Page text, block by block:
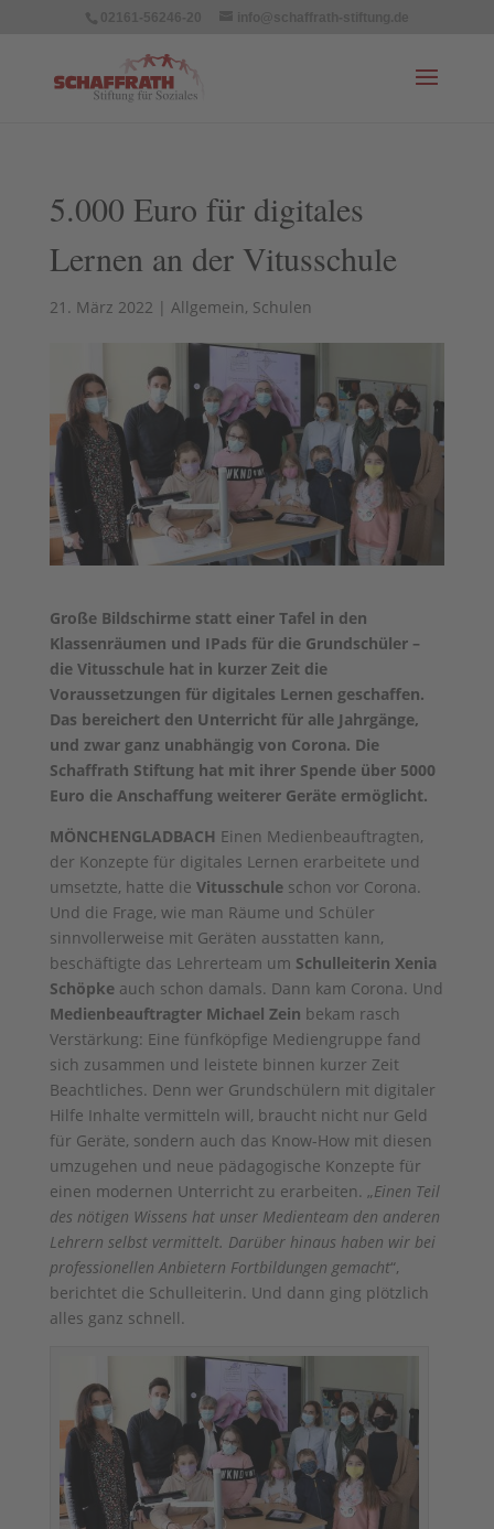
5.000 Euro für digitales
Lernen an der Vitusschule
21. März 2022 | Allgemein, Schulen
Große Bildschirme statt einer Tafel in den
Klassenräumen und IPads für die Grundschüler –
die Vitusschule hat in kurzer Zeit die
Voraussetzungen für digitales Lernen geschaffen.
Das bereichert den Unterricht für alle Jahrgänge,
und zwar ganz unabhängig von Corona. Die
Schaffrath Stiftung hat mit ihrer Spende über 5000
Euro die Anschaffung weiterer Geräte ermöglicht.
MÖNCHENGLADBACH Einen Medienbeauftragten,
der Konzepte für digitales Lernen erarbeitete und
umsetzte, hatte die Vitusschuleschon vor Corona.
Und die Frage, wie man Räume und Schüler
sinnvollerweise mit Geräten ausstatten kann,
beschäftigte das Lehrerteam um Schulleiterin Xenia
Schöpkeauch schon damals. Dann kam Corona. Und
Medienbeauftragter Michael Zein bekam rasch
Verstärkung: Eine fünfköpfige Mediengruppe fand
sich zusammen und leistete binnen kurzer Zeit
Beachtliches. Denn wer Grundschülern mit digitaler
Hilfe Inhalte vermitteln will, braucht nicht nur Geld
für Geräte, sondern auch das Know-How mit diesen
umzugehen und neue pädagogische Konzepte für
einen modernen Unterricht zu erarbeiten. „Einen Teil
des nötigen Wissens hat unser Medienteam den anderen
Lehrern selbst vermittelt. Darüber hinaus haben wir bei
professionellen Anbietern Fortbildungen gemacht“,
berichtet die Schulleiterin. Und dann ging plötzlich
alles ganz schnell.